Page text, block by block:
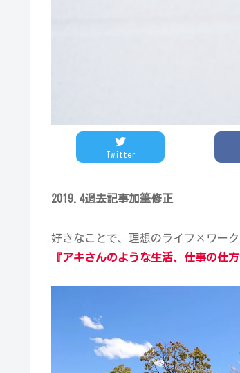
Twitter
2019.4過去記事加筆修正
好きなことで、理想のライフ×ワーク
『アキさんのような生活、仕事の仕